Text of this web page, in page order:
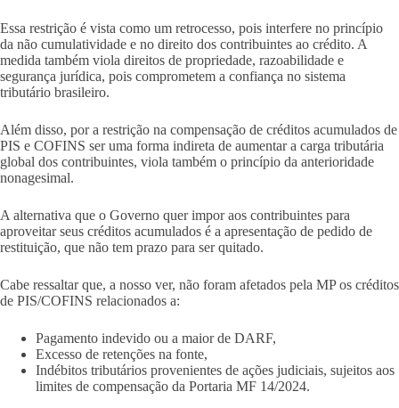
Essa restrição é vista como um retrocesso, pois interfere no princípio
da não cumulatividade e no direito dos contribuintes ao crédito. A
medida também viola direitos de propriedade, razoabilidade e
segurança jurídica, pois comprometem a confiança no sistema
tributário brasileiro.
Além disso, por a restrição na compensação de créditos acumulados de
PIS e COFINS ser uma forma indireta de aumentar a carga tributária
global dos contribuintes, viola também o princípio da anterioridade
nonagesimal.
A alternativa que o Governo quer impor aos contribuintes para
aproveitar seus créditos acumulados é a apresentação de pedido de
restituição, que não tem prazo para ser quitado.
Cabe ressaltar que, a nosso ver, não foram afetados pela MP os créditos
de PIS/COFINS relacionados a:
Pagamento indevido ou a maior de DARF,
Excesso de retenções na fonte,
Indébitos tributários provenientes de ações judiciais, sujeitos aos
limites de compensação da Portaria MF 14/2024.